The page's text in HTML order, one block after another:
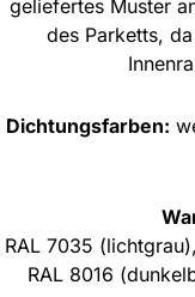
geliefertes Muster
des Parketts,
Dichtungsfarben:
RAL 7035
RAL 8016